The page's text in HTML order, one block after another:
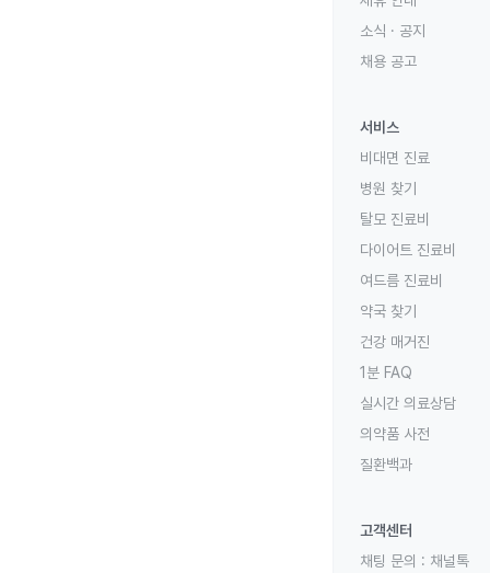
소식 · 공지
채용 공고
서비스
비대면 진료
병원 찾기
탈모 진료비
다이어트 진료비
여드름 진료비
약국 찾기
건강 매거진
1분 FAQ
실시간 의료상담
의약품 사전
질환백과
고객센터
채팅 문의 : 채널톡